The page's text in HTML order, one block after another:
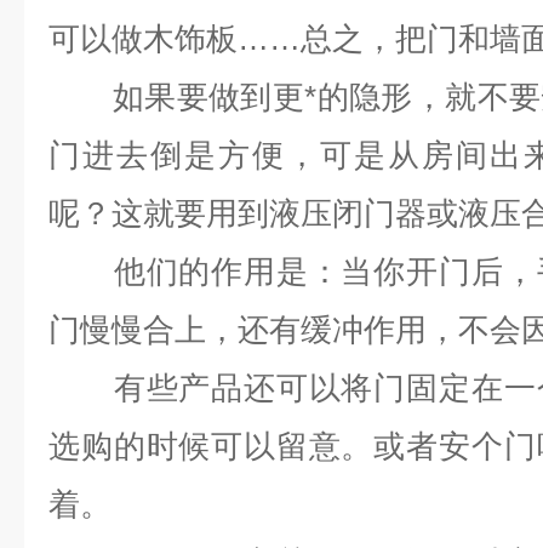
可以做木饰板……总之，把门和墙
如果要做到更*的隐形，就不要
门进去倒是方便，可是从房间出
呢？这就要用到液压闭门器或液压
他们的作用是：当你开门后，
门慢慢合上，还有缓冲作用，不会
有些产品还可以将门固定在一
选购的时候可以留意。或者安个
着。